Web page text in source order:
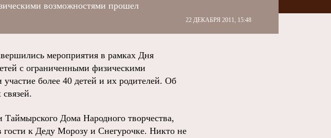
22 ДЕКАБРЯ 2011, 15:48
возможностями прошел
мероприятия в рамках Дня
с ограниченными физическими
более 40 детей и их родителей. Об
Таймырского Дома Народного творчества,
к Деду Морозу и Снегурочке. Никто не